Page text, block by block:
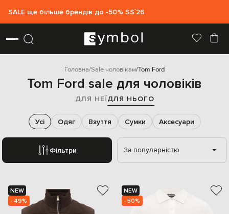
SALE ще більше брендів до -50% SS`26
Головна Sale чоловікам Tom Ford
Tom Ford sale для чоловіків
ДЛЯ НЕЇДЛЯ НЬОГО
Фільтри
Усі Одяг Взуття Сумки Аксесуари
За популярністю
NEW
- 49%
NEW
- 50%